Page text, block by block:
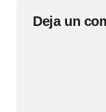
Deja un